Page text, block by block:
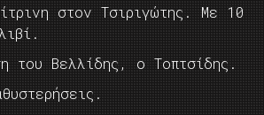
στον Τσιριγώτης. Με 10
του Βελλίδης, ο Τοπτσίδης.